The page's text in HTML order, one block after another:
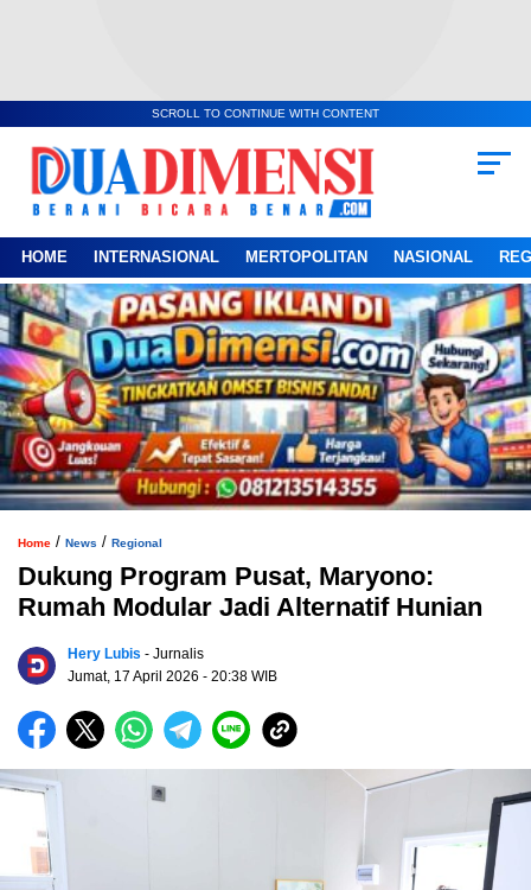
SCROLL TO CONTINUE WITH CONTENT
HOME INTERNASIONAL MERTOPOLITAN NASIONAL
Home / News / Regional
Dukung Program Pusat, Maryono:
Rumah Modular Jadi Alternatif Hunian
Hery Lubis - Jurnalis
Jumat, 17 April 2026 - 20:38 WIB